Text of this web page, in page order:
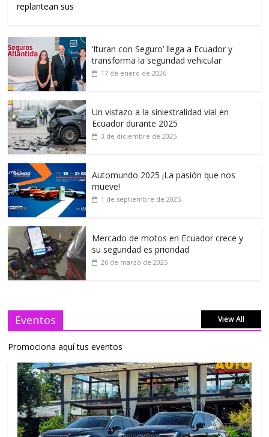
replantean sus
‘Ituran con Seguro’ llega a Ecuador y
transforma la seguridad vehicular
17 de enero de 2026
Un vistazo a la siniestralidad vial en
Ecuador durante 2025
3 de diciembre de 2025
Automundo 2025 ¡La pasión que nos
mueve!
1 de septiembre de 2025
Mercado de motos en Ecuador crece y
su seguridad es prioridad
26 de marzo de 2025
Eventos View All
Promociona aquí tus eventos